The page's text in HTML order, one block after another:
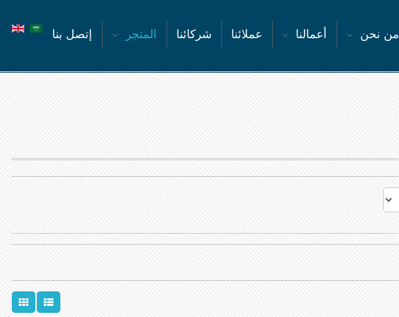
من نحن أعمالنا عملائنا شركائنا المتجر إتصل بنا